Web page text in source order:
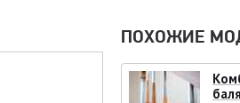
ПОХОЖИЕ